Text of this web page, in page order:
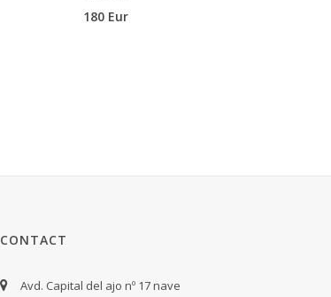
180 Eur
CONTACT
Avd. Capital del ajo nº 17 nave